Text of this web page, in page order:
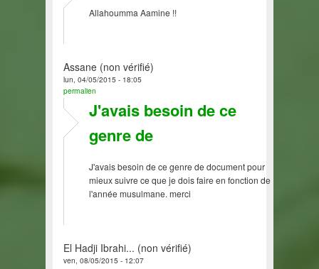
Allahoumma Aamine !!
Assane (non vérifié)
lun, 04/05/2015 - 18:05
permalien
J'avais besoin de ce
genre de
J'avais besoin de ce genre de document pour
mieux suivre ce que je dois faire en fonction de
l'année musulmane. merci
El Hadji Ibrahi... (non vérifié)
ven, 08/05/2015 - 12:07